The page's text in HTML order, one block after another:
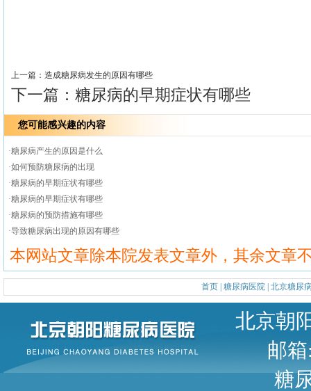
上一篇： 造成糖尿病发生的原因有哪些
下一篇： 糖尿病的早期症状有哪些
您可能感兴趣的内容
·糖尿病产生的原因是什么
·如何预防糖尿病的出现
·糖尿病的早期症状有哪些
·糖尿病的早期症状有哪些
·糖尿病的预防措施有哪些
·导致糖尿病出现的原因有哪些
本网站文章除本院发表文章外，其余文章
首页 糖尿病医院 北京糖尿
北京朝阳区甜水园东
邮箱
糖尿病咨询